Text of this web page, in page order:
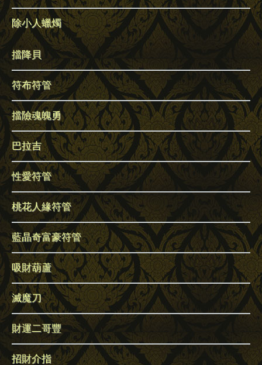
除小人蠟燭
擋降貝
符布符管
擋險魂魄勇
巴拉吉
性愛符管
桃花人緣符管
藍晶奇富豪符管
吸財葫蘆
滅魔刀
財運二哥豐
招財介指